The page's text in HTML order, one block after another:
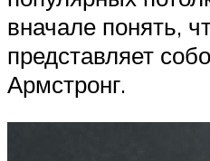
вначале понять,
представляет
Армстронг.